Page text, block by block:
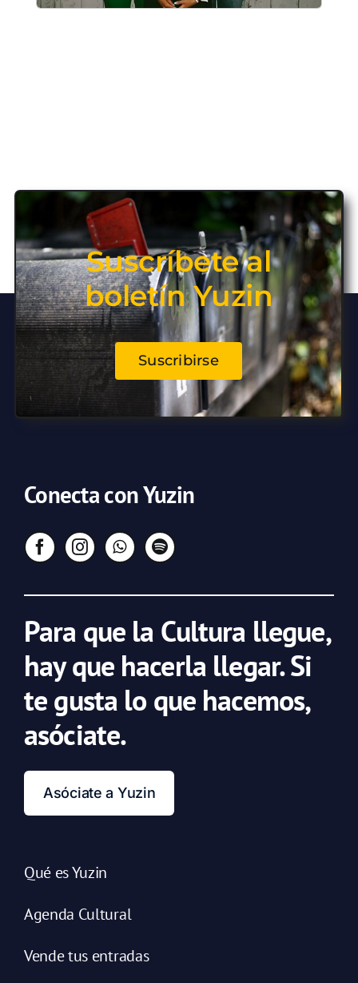
Suscríbete al
boletín Yuzin
Suscribirse
Conecta con Yuzin
Para que la Cultura llegue,
hay que hacerla llegar. Si
te gusta lo que hacemos,
asóciate.
Asóciate a Yuzin
Qué es Yuzin
Agenda Cultural
Vende tus entradas